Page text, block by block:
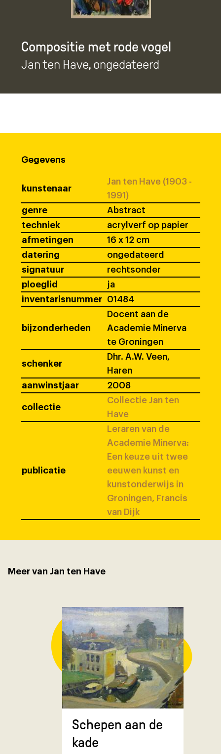
Compositie met rode vogel
Jan ten Have, ongedateerd
Gegevens
kunstenaar
Jan ten Have (1903 -
1991)
genre
Abstract
techniek
acrylverf op papier
afmetingen
16 x 12 cm
datering
ongedateerd
signatuur
rechtsonder
ploeglid
ja
inventarisnummer
01484
bijzonderheden
Docent aan de
Academie Minerva
te Groningen
schenker
Dhr. A.W. Veen,
Haren
aanwinstjaar
2008
collectie
Collectie Jan ten
Have
publicatie
Leraren van de
Academie Minerva:
Een keuze uit twee
eeuwen kunst en
kunstonderwijs in
Groningen, Francis
van Dijk
Meer van Jan ten Have
Schepen aan de
kade